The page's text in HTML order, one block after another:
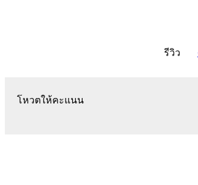
รีวิว
โหวตให้คะแนน